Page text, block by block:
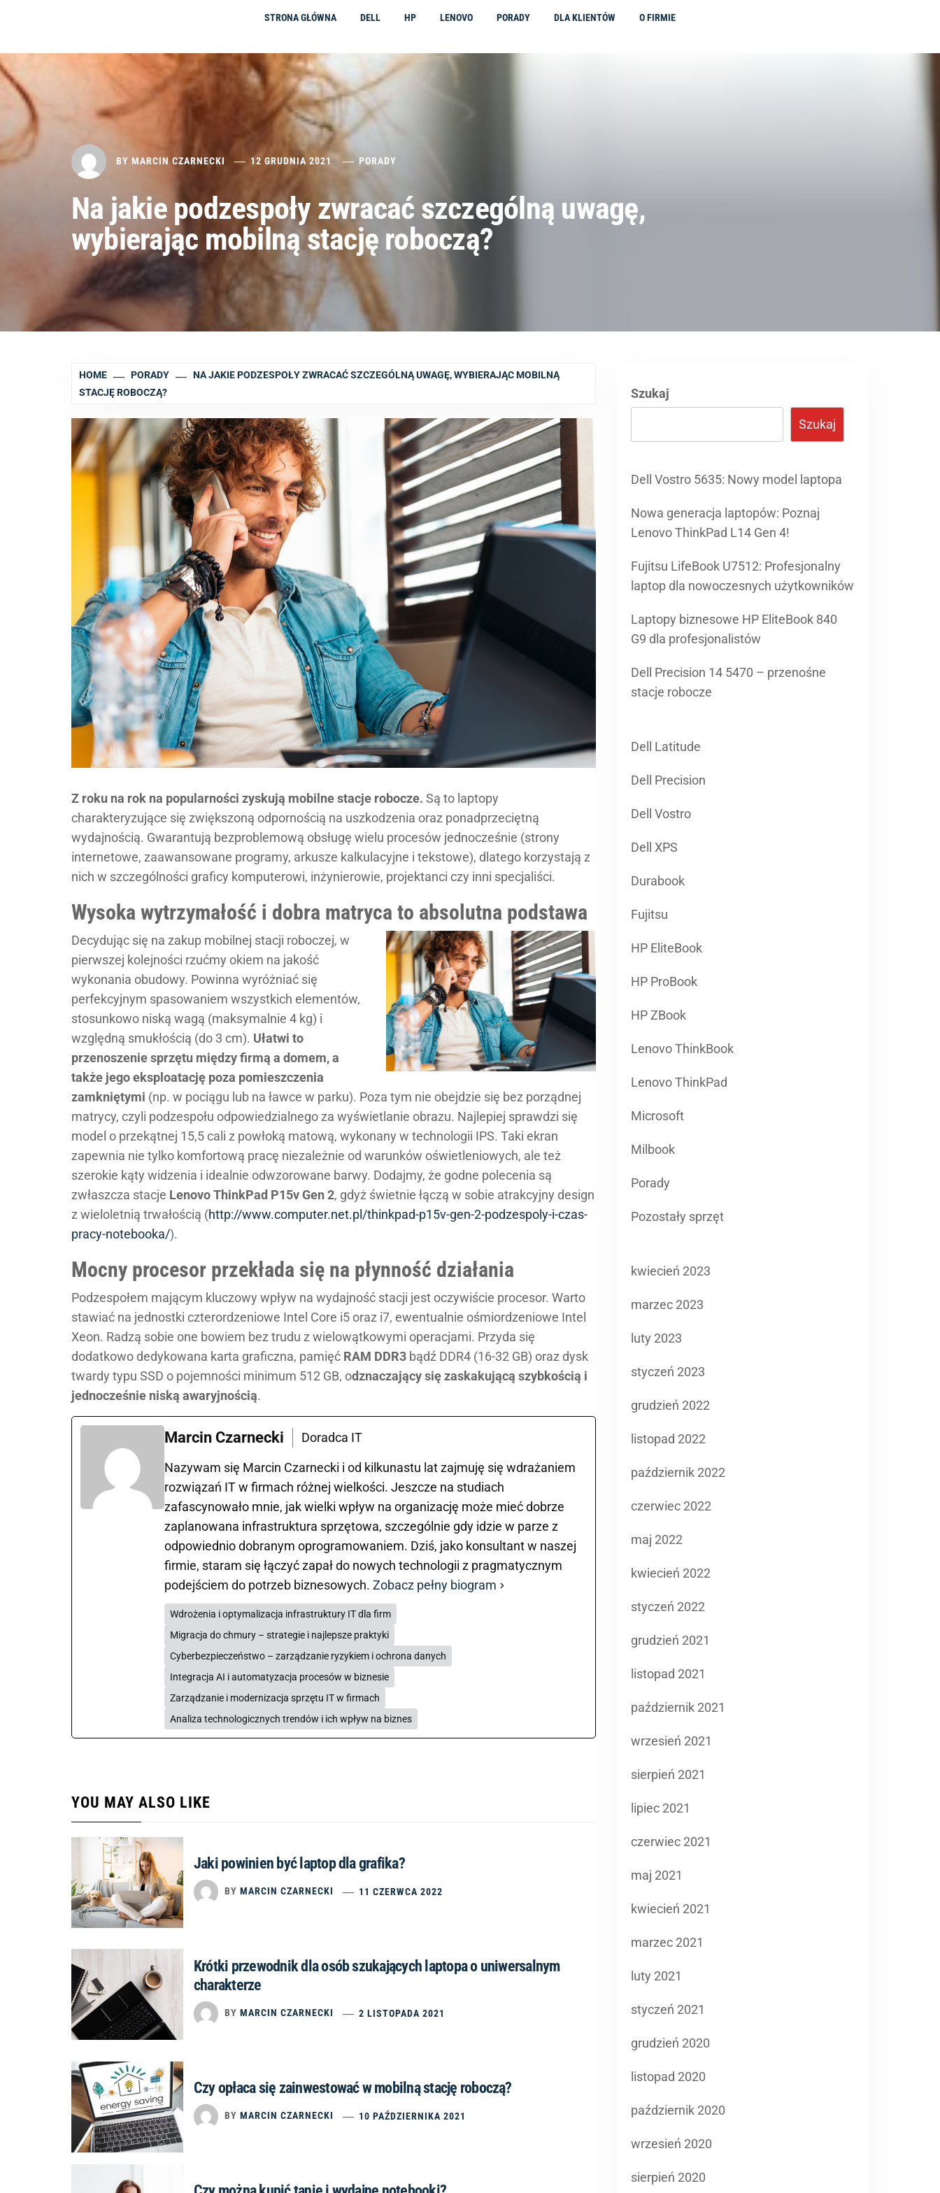
STRONA GŁÓWNA DELL HP LENOVO PORADY DLA KLIENTÓW O FIRMIE
BY MARCIN CZARNECKI 12 GRUDNIA 2021 PORADY
Na jakie podzespoły zwracać szczególną uwagę,
wybierając mobilną stację roboczą?
HOME PORADY
NA JAKIE PODZESPOŁY ZWRACAĆ SZCZEGÓLNĄ UWAGĘ, WYBIERAJĄC MOBILNĄ
STACJĘ ROBOCZĄ?
Z roku na rok na popularności zyskują mobilne stacje robocze. Są to laptopy
charakteryzujące się zwiększoną odpornością na uszkodzenia oraz ponadprzeciętną
wydajnością. Gwarantują bezproblemową obsługę wielu procesów jednocześnie (strony
internetowe, zaawansowane programy, arkusze kalkulacyjne i tekstowe), dlatego korzystają z
nich w szczególności graficy komputerowi, inżynierowie, projektanci czy inni specjaliści.
Wysoka wytrzymałość i dobra matryca to absolutna podstawa
Decydując się na zakup mobilnej stacji roboczej, w
pierwszej kolejności rzućmy okiem na jakość
wykonania obudowy. Powinna wyróżniać się
perfekcyjnym spasowaniem wszystkich elementów,
stosunkowo niską wagą (maksymalnie 4 kg) i
względną smukłością (do 3 cm). Ułatwi to
przenoszenie sprzętu między firmą a domem, a
także jego eksploatację poza pomieszczenia
zamkniętymi (np. w pociągu lub na ławce w parku). Poza tym nie obejdzie się bez porządnej
matrycy, czyli podzespołu odpowiedzialnego za wyświetlanie obrazu. Najlepiej sprawdzi się
model o przekątnej 15,5 cali z powłoką matową, wykonany w technologii IPS. Taki ekran
zapewnia nie tylko komfortową pracę niezależnie od warunków oświetleniowych, ale też
szerokie kąty widzenia i idealnie odwzorowane barwy. Dodajmy, że godne polecenia są
zwłaszcza stacje Lenovo ThinkPad P15v Gen 2, gdyż świetnie łączą w sobie atrakcyjny design
z wieloletnią trwałością (http://www.computer.net.pl/thinkpad-p15v-gen-2-podzespoly-i-czas-
pracy-notebooka/).
Mocny procesor przekłada się na płynność działania
Podzespołem mającym kluczowy wpływ na wydajność stacji jest oczywiście procesor. Warto
stawiać na jednostki czterordzeniowe Intel Core i5 oraz i7, ewentualnie ośmiordzeniowe Intel
Xeon. Radzą sobie one bowiem bez trudu z wielowątkowymi operacjami. Przyda się
dodatkowo dedykowana karta graficzna, pamięć RAM DDR3 bądź DDR4 (16-32 GB) oraz dysk
twardy typu SSD o pojemności minimum 512 GB, odznaczający się zaskakującą szybkością i
jednocześnie niską awaryjnością.
Marcin Czarnecki Doradca IT
Nazywam się Marcin Czarnecki i od kilkunastu lat zajmuję się wdrażaniem
rozwiązań IT w firmach różnej wielkości. Jeszcze na studiach
zafascynowało mnie, jak wielki wpływ na organizację może mieć dobrze
zaplanowana infrastruktura sprzętowa, szczególnie gdy idzie w parze z
odpowiednio dobranym oprogramowaniem. Dziś, jako konsultant w naszej
firmie, staram się łączyć zapał do nowych technologii z pragmatycznym
podejściem do potrzeb biznesowych. Zobacz pełny biogram
Wdrożenia i optymalizacja infrastruktury IT dla firm
Migracja do chmury – strategie i najlepsze praktyki
Cyberbezpieczeństwo – zarządzanie ryzykiem i ochrona danych
Integracja AI i automatyzacja procesów w biznesie
Zarządzanie i modernizacja sprzętu IT w firmach
Analiza technologicznych trendów i ich wpływ na biznes
YOU MAY ALSO LIKE
Jaki powinien być laptop dla grafika?
BY MARCIN CZARNECKI 11 CZERWCA 2022
Krótki przewodnik dla osób szukających laptopa o uniwersalnym
charakterze
BY MARCIN CZARNECKI 2 LISTOPADA 2021
Czy opłaca się zainwestować w mobilną stację roboczą?
BY MARCIN CZARNECKI 10 PAŹDZIERNIKA 2021
Szukaj
Szukaj
Dell Vostro 5635: Nowy model laptopa
Nowa generacja laptopów: Poznaj
Lenovo ThinkPad L14 Gen 4!
Fujitsu LifeBook U7512: Profesjonalny
laptop dla nowoczesnych użytkowników
Laptopy biznesowe HP EliteBook 840
G9 dla profesjonalistów
Dell Precision 14 5470 – przenośne
stacje robocze
Dell Latitude
Dell Precision
Dell Vostro
Dell XPS
Durabook
Fujitsu
HP EliteBook
HP ProBook
HP ZBook
Lenovo ThinkBook
Lenovo ThinkPad
Microsoft
Milbook
Porady
Pozostały sprzęt
kwiecień 2023
marzec 2023
luty 2023
styczeń 2023
grudzień 2022
listopad 2022
październik 2022
czerwiec 2022
maj 2022
kwiecień 2022
styczeń 2022
grudzień 2021
listopad 2021
październik 2021
wrzesień 2021
sierpień 2021
lipiec 2021
czerwiec 2021
maj 2021
kwiecień 2021
marzec 2021
luty 2021
styczeń 2021
grudzień 2020
listopad 2020
październik 2020
wrzesień 2020
sierpień 2020